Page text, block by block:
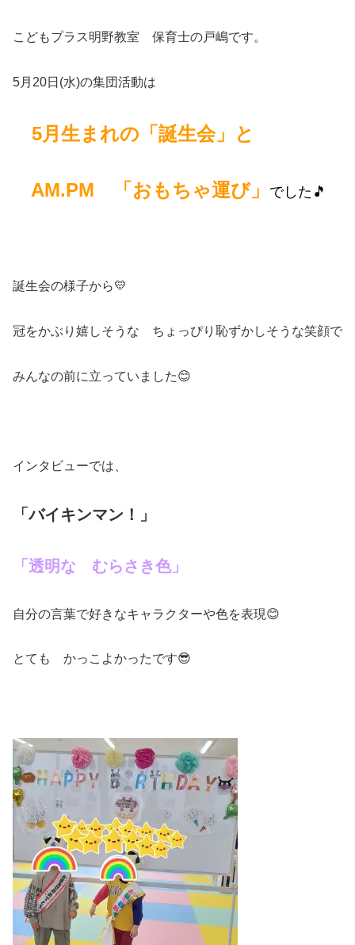
こどもプラス明野教室 保育士の戸嶋です。
5月20日(水)の集団活動は
5月生まれの「誕生会」と
AM.PM 「おもちゃ運び」 でした🎵
誕生会の様子から💛
冠をかぶり嬉しそうな ちょっぴり恥ずかしそうな笑顔で
みんなの前に立っていました😊
インタビューでは、
「バイキンマン！」
「透明な むらさき色」
自分の言葉で好きなキャラクターや色を表現😊
とても かっこよかったです😎